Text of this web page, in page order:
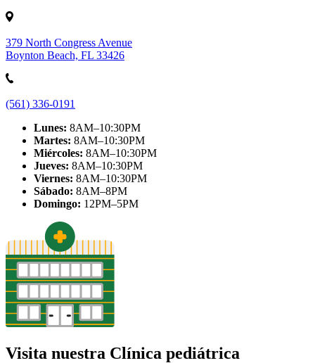
379 North Congress Avenue
Boynton Beach, FL 33426
(561) 336-0191
Lunes: 8AM–10:30PM
Martes: 8AM–10:30PM
Miércoles: 8AM–10:30PM
Jueves: 8AM–10:30PM
Viernes: 8AM–10:30PM
Sábado: 8AM–8PM
Domingo: 12PM–5PM
Visita nuestra Clínica pediátrica